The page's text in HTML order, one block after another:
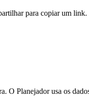
para copiar um link.
O Planejador usa os